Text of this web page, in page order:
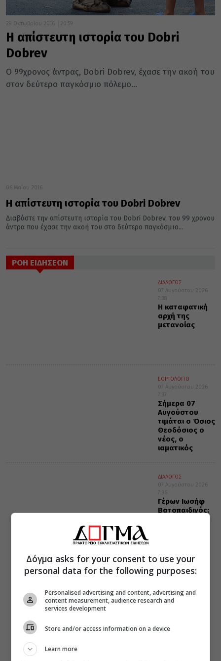
29 Οκτωβρίου 2016 20:59
Η απίστευτη ιστορία του Dobri
Dobrev
Ο 99χρονος άντρας, Dobri Dobrev, έχασε την ακοή του
στον δεύτερο παγκόσμιο πόλεμο…
06 Μαΐου 2016
Η απίστευτη ιστορία του Dobri Dobrev
Διαβάστε την απίστευτη ιστορία του Dobri Dobrev, του 99 χρονου
άντρα που έχασε την ακοή του στο δεύτερο παγκόσμιο...
ΡΟΗ ΕΙΔΗΣΕΩΝ
ΔΙΑΛΟΓΟΣ
07 Αυγούστου 2026
7:38
Η καταφατική
αρχή της
μετανοίας
ΕΟΡΤΟΛΟΓΙΟ
07 Αυγούστου 2026
7:37
Σήμερα 07
Αυγούστου
τιμάται ο Όσιος
Θεοδόσιος ο
νέος, ο
ιαματικός
ΔΙΑΛΟΓΟΣ
07 Αυγούστου 2026
7:36
Γέρων Ιωσήφ
Βατοπαιδινός:
Δόγμα asks for your consent to use your
personal data for the following purposes:
Personalised advertising and content, advertising and
content measurement, audience research and
services development
Store and/or access information on a device
Learn more